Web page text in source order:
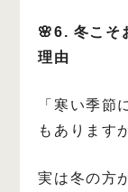
🌸6. 冬こそ
理由
「寒い季
もあります
実は冬の方